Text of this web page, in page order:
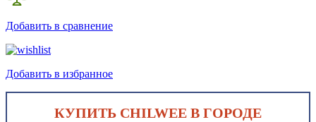
Добавить в сравнение
Добавить в избранное
КУПИТЬ CHILWEE В ГОРОДЕ